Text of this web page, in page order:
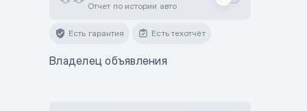
Отчет по истории авто
Есть гарантия Есть техотчёт
Владелец объявления